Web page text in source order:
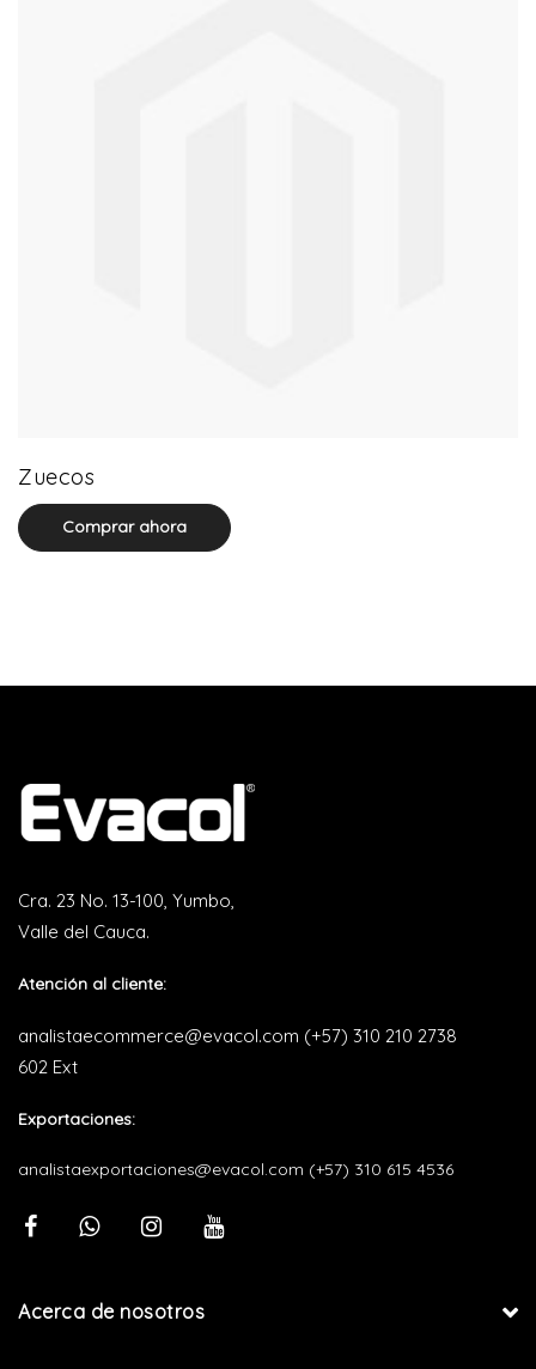
Zuecos
Comprar ahora
Cra. 23 No. 13-100, Yumbo,
Valle del Cauca.
Atención al cliente:
analistaecommerce@evacol.com (+57) 310 210 2738
602 Ext
Exportaciones:
analistaexportaciones@evacol.com (+57) 310 615 4536
Acerca de nosotros